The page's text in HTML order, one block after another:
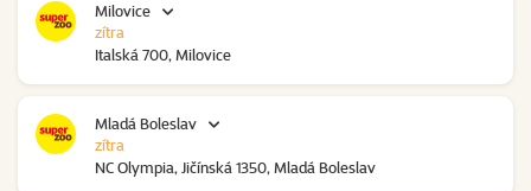
Milovice
Italská 700, Milovice
zítra
Mladá Boleslav
NC Olympia, Jičínská 1350, Mladá Boleslav
zítra